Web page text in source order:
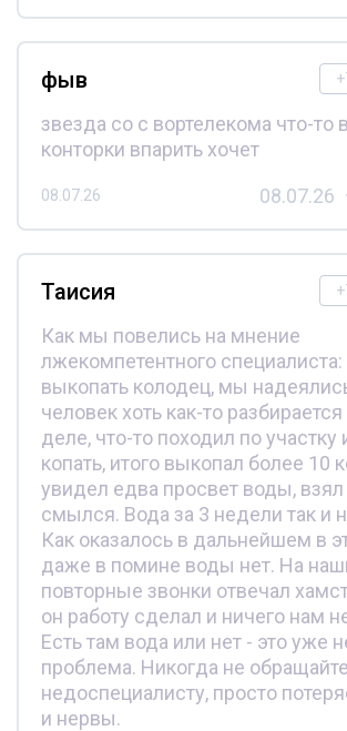
фыв
звезда со с вортелекома что-то
конторки впарить хочет
08.07.26 08.07.26
Таисия
Как мы повелись на мнение
лжекомпетентного специалиста:
выкопать колодец, мы
человек хоть как-то
деле, что-то походил по участку
копать, итого выкопал более 10
увидел едва просвет воды, взял
смылся. Вода за 3 недели так и
Как оказалось в дальнейшем в
даже в помине воды нет. На
повторные звонки отвечал
он работу сделал и ничего нам
Есть там вода или нет - это уже
проблема. Никогда не
недоспециалисту, просто
и нервы.